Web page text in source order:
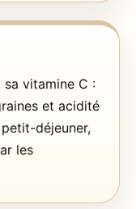
sa vitamine C :
et acidité
déjeuner,
les